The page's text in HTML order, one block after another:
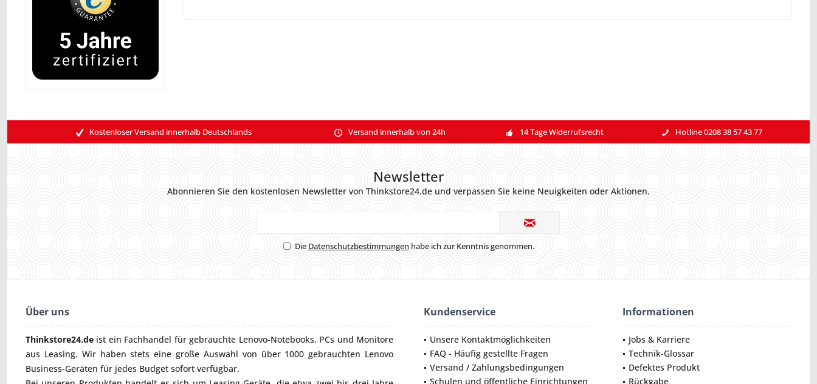
Kostenloser Versand innerhalb Deutschlands Versand innerhalb von 24h 14 Tage Widerrufsrecht Hotline 0208 38 57 43 77
Newsletter
Abonnieren Sie den kostenlosen Newsletter von Thinkstore24.de und verpassen Sie keine Neuigkeiten oder Aktionen.
Die Datenschutzbestimmungen habe ich zur Kenntnis genommen.
Über uns
Thinkstore24.de ist ein Fachhandel für gebrauchte Lenovo-Notebooks, PCs und Monitore
aus Leasing. Wir haben stets eine große Auswahl von über 1000 gebrauchten Lenovo
Business-Geräten für jedes Budget sofort verfügbar.
Kundenservice
Unsere Kontaktmöglichkeiten
FAQ - Häufig gestellte Fragen
Versand / Zahlungsbedingungen
Schulen und öffentliche Einrichtungen
Informationen
Jobs & Karriere
Technik-Glossar
Defektes Produkt
Rückgabe